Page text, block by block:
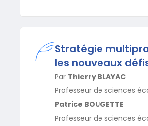
Stratégie
les nouveaux
Par Thierry BLAYAC
Professeur de sciences
Patrice BOUGETTE
Professeur de sciences